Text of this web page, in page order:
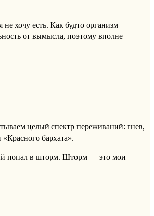
хочу есть. Как будто организм
от вымысла, поэтому вполне
целый спектр переживаний: гнев,
бархата».
попал в шторм. Шторм — это мои